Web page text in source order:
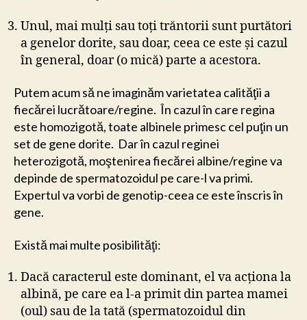
Unul, mai mulţi sau toţi trăntorii sunt purtători
a genelor dorite, sau doar, ceea ce este şi cazul
în general, doar (o mică) parte a acestora.
Putem acum să ne imaginăm varietatea calităţii a
fiecărei lucrătoare/regine. În cazul în care regina
este homozigotă, toate albinele primesc cel puţin un
set de gene dorite. Dar în cazul reginei
heterozigotă, moştenirea fiecărei albine/regine va
depinde de spermatozoidul pe care-l va primi.
Expertul va vorbi de genotip-ceea ce este înscris în
gene.
Există mai multe posibilităţi:
Dacă caracterul este dominant, el va acţiona la
albină, pe care ea l-a primit din partea mamei
(oul) sau de la tată (spermatozoidul din